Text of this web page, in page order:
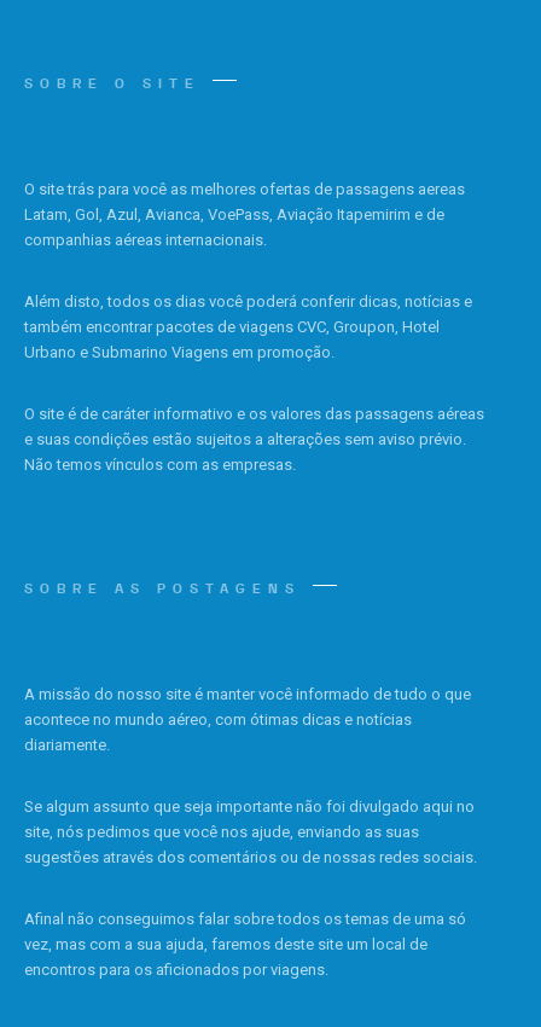
SOBRE O SITE
O site trás para você as melhores ofertas de passagens aereas
Latam, Gol, Azul, Avianca, VoePass, Aviação Itapemirim e de
companhias aéreas internacionais.
Além disto, todos os dias você poderá conferir dicas, notícias e
também encontrar pacotes de viagens CVC, Groupon, Hotel
Urbano e Submarino Viagens em promoção.
O site é de caráter informativo e os valores das passagens aéreas
e suas condições estão sujeitos a alterações sem aviso prévio.
Não temos vínculos com as empresas.
SOBRE AS POSTAGENS
A missão do nosso site é manter você informado de tudo o que
acontece no mundo aéreo, com ótimas dicas e notícias
diariamente.
Se algum assunto que seja importante não foi divulgado aqui no
site, nós pedimos que você nos ajude, enviando as suas
sugestões através dos comentários ou de nossas redes sociais.
Afinal não conseguimos falar sobre todos os temas de uma só
vez, mas com a sua ajuda, faremos deste site um local de
encontros para os aficionados por viagens.